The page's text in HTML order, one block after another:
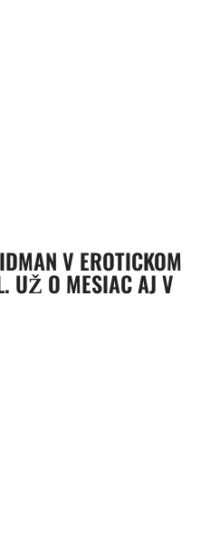
V EROTICKOM
UŽ O MESIAC AJ V